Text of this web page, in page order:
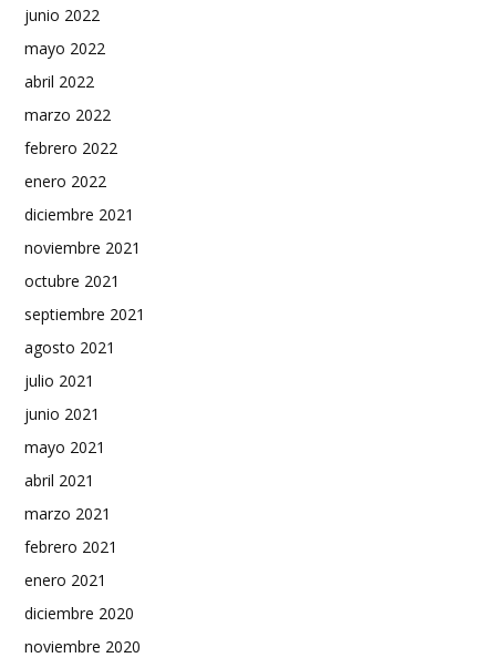
junio 2022
mayo 2022
abril 2022
marzo 2022
febrero 2022
enero 2022
diciembre 2021
noviembre 2021
octubre 2021
septiembre 2021
agosto 2021
julio 2021
junio 2021
mayo 2021
abril 2021
marzo 2021
febrero 2021
enero 2021
diciembre 2020
noviembre 2020